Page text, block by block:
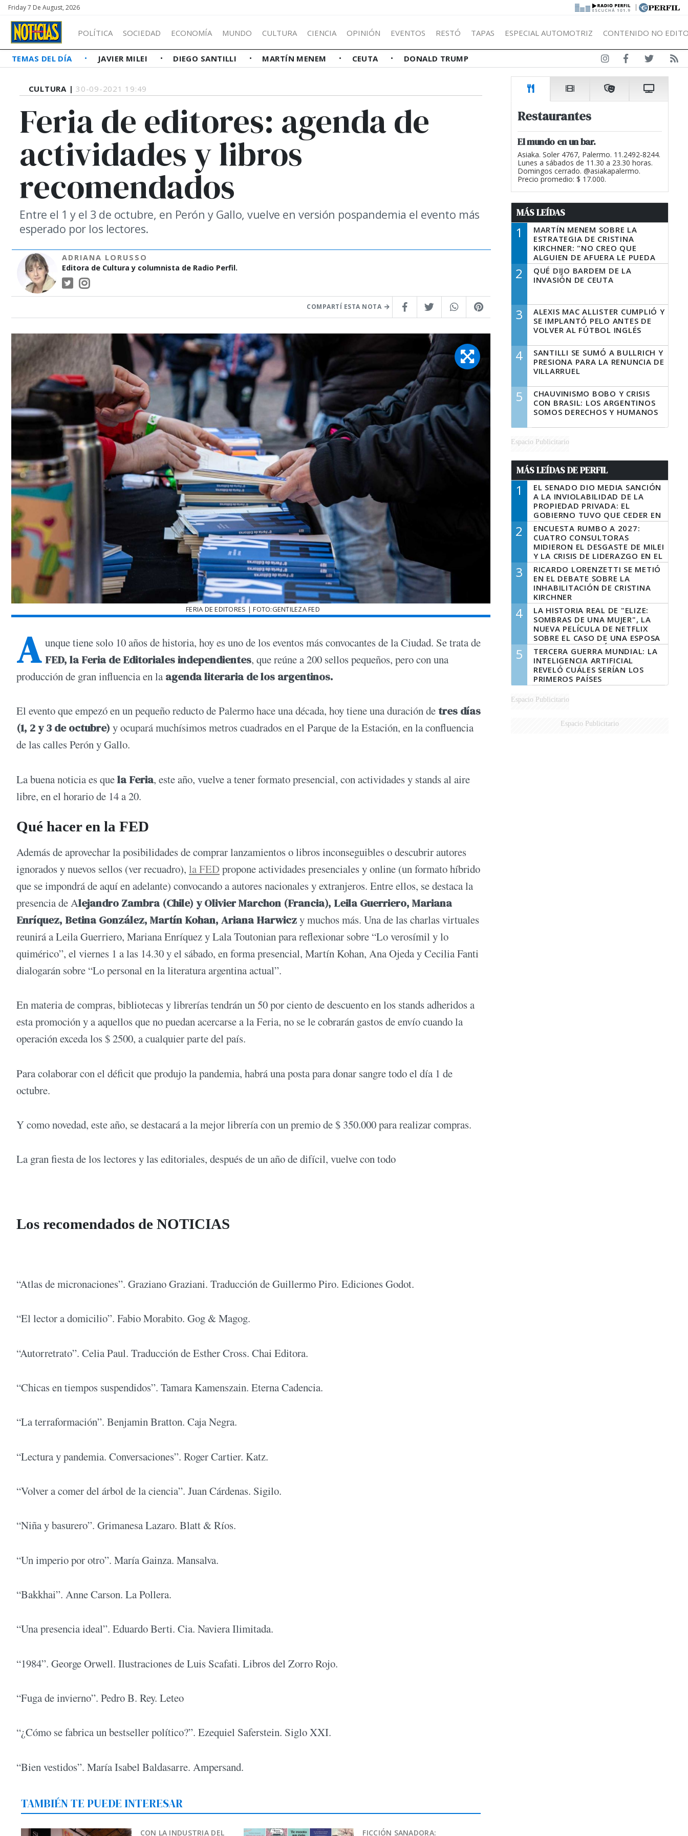
Friday 7 De August, 2026 |
POLÍTICA SOCIEDAD ECONOMÍA MUNDO CULTURA CIENCIA OPINIÓN EVENTOS RESTÓ TAPAS ESPECIAL AUTOMOTRIZ CONTENIDO NO
TEMAS DEL DÍA JAVIER MILEI DIEGO SANTILLI MARTÍN MENEM CEUTA DONALD TRUMP
CULTURA |30-09-2021 19:49
Feria de editores: agenda de
actividades y libros
recomendados
Entre el 1 y el 3 de octubre, en Perón y Gallo, vuelve en versión pospandemia el evento más
esperado por los lectores.
ADRIANA LORUSSO
Editora de Cultura y columnista de Radio Perfil.
COMPARTÍ ESTA NOTA
FERIA DE EDITORES | FOTO:GENTILEZA FED
A unque tiene solo 10 años de historia, hoy es uno de los eventos más convocantes de la Ciudad. Se trata de
FED, la Feria de Editoriales independientes, que reúne a 200 sellos pequeños, pero con una
producción de gran influencia en la agenda literaria de los argentinos.
El evento que empezó en un pequeño reducto de Palermo hace una década, hoy tiene una duración detres días
(1, 2 y 3 de octubre) y ocupará muchísimos metros cuadrados en el Parque de la Estación, en la confluencia
de las calles Perón y Gallo.
La buena noticia es quela Feria, este año, vuelve a tener formato presencial, con actividades y stands al aire
libre, en el horario de 14 a 20.
Qué hacer en la FED
Además de aprovechar la posibilidades de comprar lanzamientos o libros inconseguibles o descubrir autores
ignorados y nuevos sellos (ver recuadro), la FED propone actividades presenciales y online (un formato híbrido
que se impondrá de aquí en adelante) convocando a autores nacionales y extranjeros. Entre ellos, se destaca la
presencia de Alejandro Zambra (Chile) y Olivier Marchon (Francia), Leila Guerriero, Mariana
Enríquez, Betina González, Martín Kohan, Ariana Harwiczy muchos más. Una de las charlas virtuales
reunirá a Leila Guerriero, Mariana Enríquez y Lala Toutonian para reflexionar sobre “Lo verosímil y lo
quimérico”, el viernes 1 a las 14.30 y el sábado, en forma presencial, Martín Kohan, Ana Ojeda y Cecilia Fanti
dialogarán sobre “Lo personal en la literatura argentina actual”.
En materia de compras, bibliotecas y librerías tendrán un 50 por ciento de descuento en los stands adheridos a
esta promoción y a aquellos que no puedan acercarse a la Feria, no se le cobrarán gastos de envío cuando la
operación exceda los $ 2500, a cualquier parte del país.
Para colaborar con el déficit que produjo la pandemia, habrá una posta para donar sangre todo el día 1 de
octubre.
Y como novedad, este año, se destacará a la mejor librería con un premio de $ 350.000 para realizar compras.
La gran fiesta de los lectores y las editoriales, después de un año de difícil, vuelve con todo
Los recomendados de NOTICIAS
“Atlas de micronaciones”. Graziano Graziani. Traducción de Guillermo Piro. Ediciones Godot.
“El lector a domicilio”. Fabio Morabito. Gog & Magog.
“Autorretrato”. Celia Paul. Traducción de Esther Cross. Chai Editora.
“Chicas en tiempos suspendidos”. Tamara Kamenszain. Eterna Cadencia.
“La terraformación”. Benjamin Bratton. Caja Negra.
“Lectura y pandemia. Conversaciones”. Roger Cartier. Katz.
“Volver a comer del árbol de la ciencia”. Juan Cárdenas. Sigilo.
“Niña y basurero”. Grimanesa Lazaro. Blatt & Ríos.
“Un imperio por otro”. María Gainza. Mansalva.
“Bakkhai”. Anne Carson. La Pollera.
“Una presencia ideal”. Eduardo Berti. Cia. Naviera Ilimitada.
“1984”. George Orwell. Ilustraciones de Luis Scafati. Libros del Zorro Rojo.
“Fuga de invierno”. Pedro B. Rey. Leteo
“¿Cómo se fabrica un bestseller político?”. Ezequiel Saferstein. Siglo XXI.
“Bien vestidos”. María Isabel Baldasarre. Ampersand.
TAMBIÉN TE PUEDE INTERESAR
CON LA INDUSTRIA DEL FICCIÓN SANADORA:
Restaurantes
El mundo en un bar.
Asiaka. Soler 4767, Palermo. 11.2492-8244.
Lunes a sábados de 11.30 a 23.30 horas.
Domingos cerrado. @asiakapalermo.
Precio promedio: $ 17.000.
MÁS LEÍDAS
1
MARTÍN MENEM SOBRE LA
ESTRATEGIA DE CRISTINA
KIRCHNER: "NO CREO QUE
ALGUIEN DE AFUERA LE PUEDA
DECIR A LA JUSTICIA LO QUE
TIENE QUE HACER"
2
QUÉ DIJO BARDEM DE LA
INVASIÓN DE CEUTA
3
ALEXIS MAC ALLISTER CUMPLIÓ Y
SE IMPLANTÓ PELO ANTES DE
VOLVER AL FÚTBOL INGLÉS
4
SANTILLI SE SUMÓ A BULLRICH Y
PRESIONA PARA LA RENUNCIA DE
VILLARRUEL
5
CHAUVINISMO BOBO Y CRISIS
CON BRASIL: LOS ARGENTINOS
SOMOS DERECHOS Y HUMANOS
Espacio Publicitario
MÁS LEÍDAS DE PERFIL
1
EL SENADO DIO MEDIA SANCIÓN
A LA INVIOLABILIDAD DE LA
PROPIEDAD PRIVADA: EL
GOBIERNO TUVO QUE CEDER EN
LA LEY DEL MANEJO DEL FUEGO
2
ENCUESTA RUMBO A 2027:
CUATRO CONSULTORAS
MIDIERON EL DESGASTE DE MILEI
Y LA CRISIS DE LIDERAZGO EN EL
PERONISMO
3
RICARDO LORENZETTI SE METIÓ
EN EL DEBATE SOBRE LA
INHABILITACIÓN DE CRISTINA
KIRCHNER
4
LA HISTORIA REAL DE "ELIZE:
SOMBRAS DE UNA MUJER", LA
NUEVA PELÍCULA DE NETFLIX
SOBRE EL CASO DE UNA ESPOSA
QUE DESCUARTIZÓ A SU
MARIDO
5
TERCERA GUERRA MUNDIAL: LA
INTELIGENCIA ARTIFICIAL
REVELÓ CUÁLES SERÍAN LOS
PRIMEROS PAÍSES
LATINOAMERICANOS EN SER
DERROTADOS
Espacio Publicitario
Espacio Publicitario